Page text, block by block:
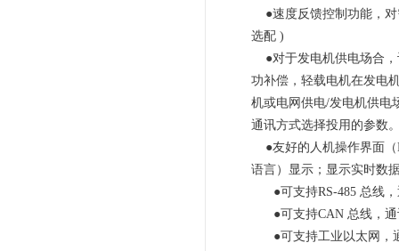
●速度反馈控制功能，对
选配 )
●对于发电机供电场合，
功补偿，轻载电机在发电
机或电网供电/发电机供电
通讯方式选择投用的参数
●友好的人机操作界面（
语言）显示；显示实时数
●可支持RS-485 总线
●可支持CAN 总线，
●可支持工业以太网，